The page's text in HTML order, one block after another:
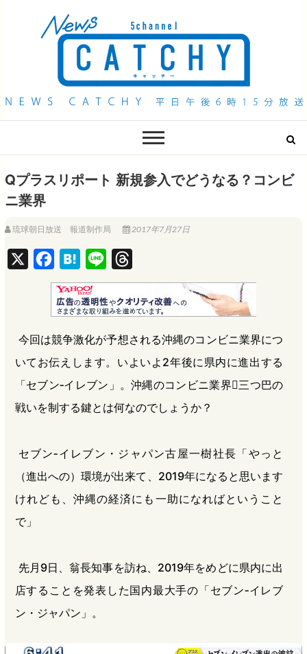
QAB NEWS Headline
Qプラスリポート 新規参入でどうなる？コンビ
ニ業界
琉球朝日放送 報道制作局 2017年7月27日
a
c
e
b
o
o
k
H
a
t
e
n
a
i
n
e
h
r
e
a
d
s
今回は競争激化が予想される沖縄のコンビニ業界につ
いてお伝えします。いよいよ2年後に県内に進出する
「セブン‐イレブン」。沖縄のコンビニ業界三つ巴の
戦いを制する鍵とは何なのでしょうか？
セブン‐イレブン・ジャパン古屋一樹社長「やっと
（進出への）環境が出来て、2019年になると思います
けれども、沖縄の経済にも一助になればということ
で」
先月9日、翁長知事を訪ね、2019年をめどに県内に出
店することを発表した国内最大手の「セブン‐イレブ
ン・ジャパン」。